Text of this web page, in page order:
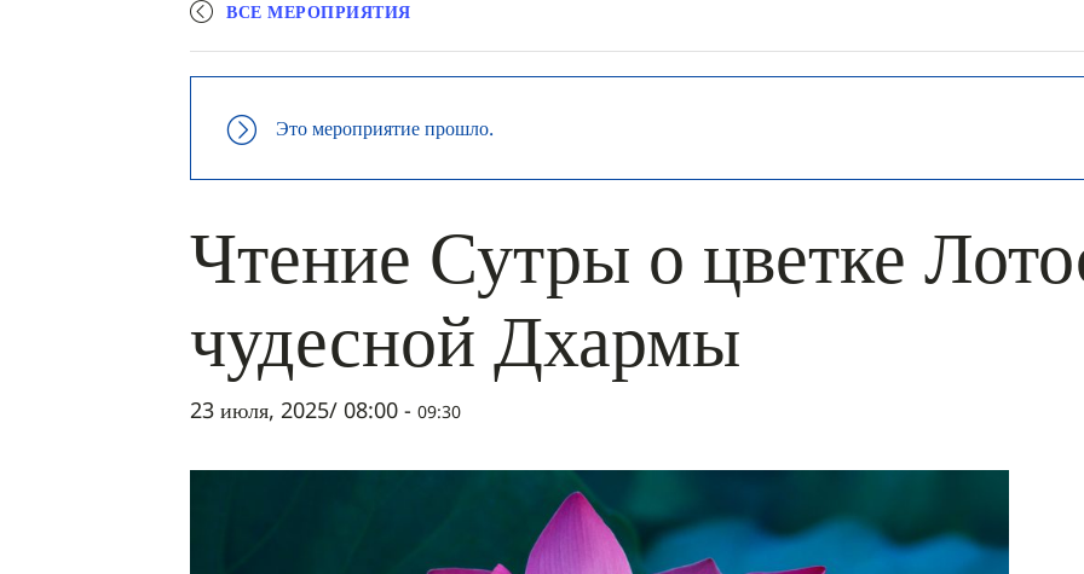
ВСЕ МЕРОПРИЯТИЯ
Это мероприятие прошло.
Чтение Сутры о цветке
чудесной Дхармы
23 июля, 2025/ 08:00 - 09:30